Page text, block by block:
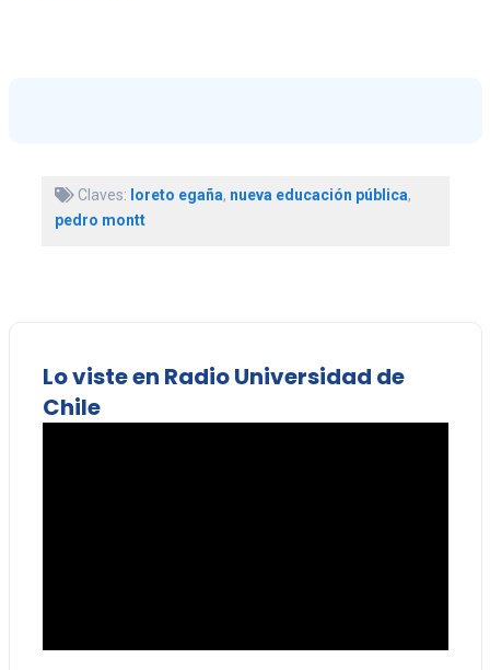
Claves: loreto egaña, nueva educación pública,
pedro montt
Lo viste en Radio Universidad de
Chile